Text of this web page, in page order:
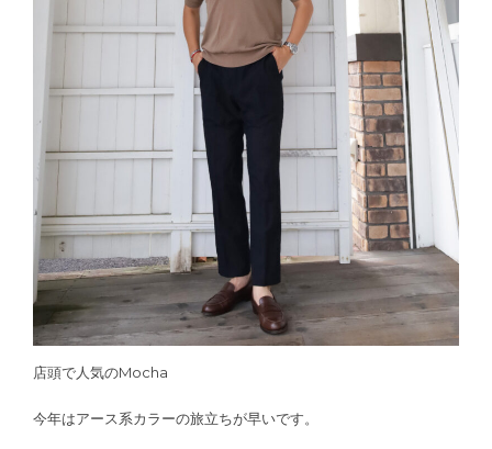
店頭で人気のMocha
今年はアース系カラーの旅立ちが早いです。